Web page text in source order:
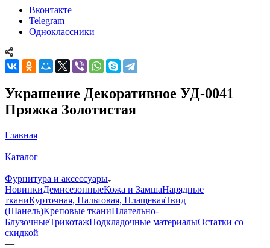
Вконтакте
Telegram
Одноклассники
Украшение Декоративное УД-0041
Пряжка Золотистая
Главная
—
Каталог
—
Фурнитура и аксессуары
НовинкиДемисезонныеКожа и ЗамшаНарядные
тканиКурточная, Пальтовая, ПлащеваяТвид
(Шанель)Креповые тканиПлательно-
БлузочныеТрикотажПодкладочные материалыОстатки со
скидкой
—